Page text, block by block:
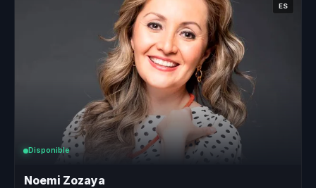
ES
Disponible
Noemi Zozaya